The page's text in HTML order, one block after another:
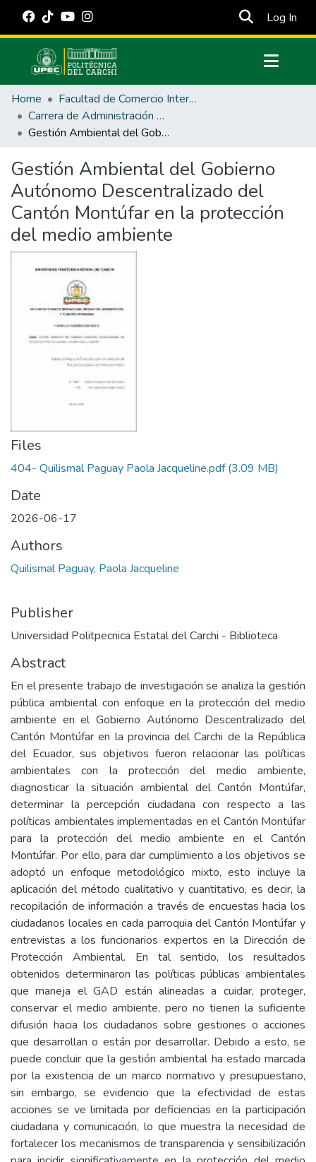
Log In
Communities & Collections
All of DSpace
Statistics
Estadísticas Externas
Manuales
Home
Facultad de Comercio Internacional, Integración, Administración y Economía Empresarial
Carrera de Administración Pública
Gestión Ambiental del Gobierno Autónomo Descentralizado del Cantón Montúfar en la protección del medio ambiente
Gestión Ambiental del Gobierno
Autónomo Descentralizado del
Cantón Montúfar en la protección
del medio ambiente
Files
404- Quilismal Paguay Paola Jacqueline.pdf(3.09 MB)
Date
2026-06-17
Authors
Quilismal Paguay, Paola Jacqueline
Publisher
Universidad Politpecnica Estatal del Carchi - Biblioteca
Abstract
En el presente trabajo de investigación se analiza la gestión
pública ambiental con enfoque en la protección del medio
ambiente en el Gobierno Autónomo Descentralizado del
Cantón Montúfar en la provincia del Carchi de la República
del Ecuador, sus objetivos fueron relacionar las políticas
ambientales con la protección del medio ambiente,
diagnosticar la situación ambiental del Cantón Montúfar,
determinar la percepción ciudadana con respecto a las
políticas ambientales implementadas en el Cantón Montúfar
para la protección del medio ambiente en el Cantón
Montúfar. Por ello, para dar cumplimiento a los objetivos se
adoptó un enfoque metodológico mixto, esto incluye la
aplicación del método cualitativo y cuantitativo, es decir, la
recopilación de información a través de encuestas hacia los
ciudadanos locales en cada parroquia del Cantón Montúfar y
entrevistas a los funcionarios expertos en la Dirección de
Protección Ambiental. En tal sentido, los resultados
obtenidos determinaron las políticas públicas ambientales
que maneja el GAD están alineadas a cuidar, proteger,
conservar el medio ambiente, pero no tienen la suficiente
difusión hacia los ciudadanos sobre gestiones o acciones
que desarrollan o están por desarrollar. Debido a esto, se
puede concluir que la gestión ambiental ha estado marcada
por la existencia de un marco normativo y presupuestario,
sin embargo, se evidencio que la efectividad de estas
acciones se ve limitada por deficiencias en la participación
ciudadana y comunicación, lo que muestra la necesidad de
fortalecer los mecanismos de transparencia y sensibilización